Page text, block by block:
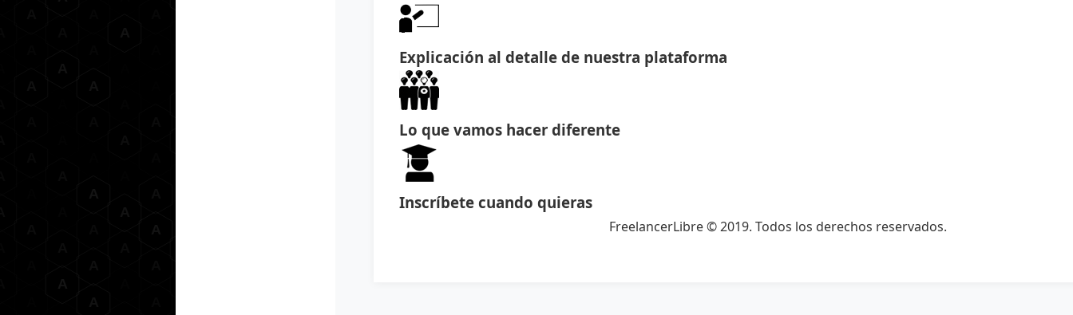
Explicación al detalle de nuestra plataforma
Lo que vamos hacer diferente
Inscríbete cuando quieras
FreelancerLibre © 2019. Todos los derechos reservados.